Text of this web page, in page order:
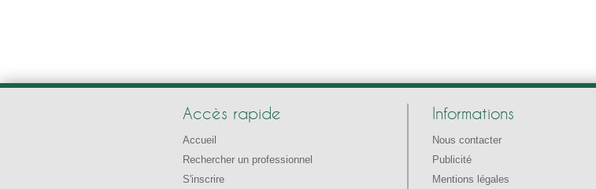
Accès rapide
Accueil
Rechercher un professionnel
S'inscrire
Informations
Nous contacter
Publicité
Mentions légales